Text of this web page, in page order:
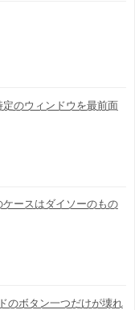
のウィンドウを最前面
ースはダイソーのもの
のボタン一つだけが壊れ